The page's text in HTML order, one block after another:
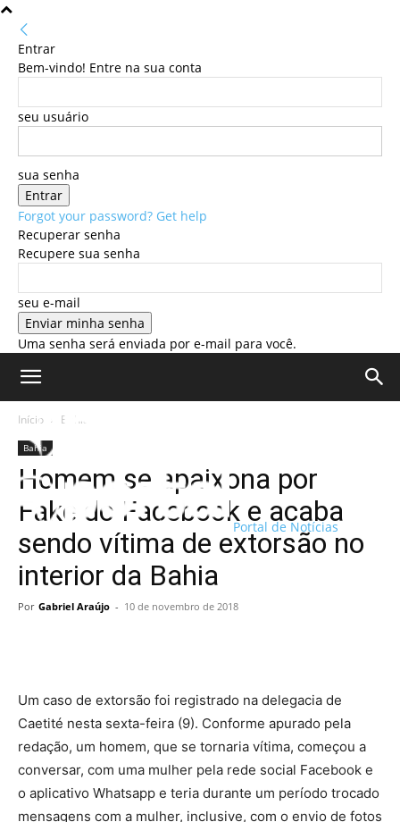
Entrar
Bem-vindo! Entre na sua conta
seu usuário
sua senha
Forgot your password? Get help
Recuperar senha
Recupere sua senha
seu e-mail
Uma senha será enviada por e-mail para você.
Portal de Notícias
Início Bahia
Bahia
Homem se apaixona por
Fake do Facebook e acaba
sendo vítima de extorsão no
interior da Bahia
Por Gabriel Araújo - 10 de novembro de 2018
Um caso de extorsão foi registrado na delegacia de
Caetité nesta sexta-feira (9). Conforme apurado pela
redação, um homem, que se tornaria vítima, começou a
conversar, com uma mulher pela rede social Facebook e
o aplicativo Whatsapp e teria durante um período trocado
mensagens com a mulher, inclusive, com o envio de fotos